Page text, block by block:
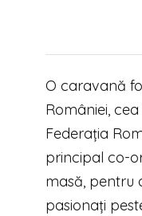
O caravană
României,
Federația
principal co-
masă, pentru
pasionați